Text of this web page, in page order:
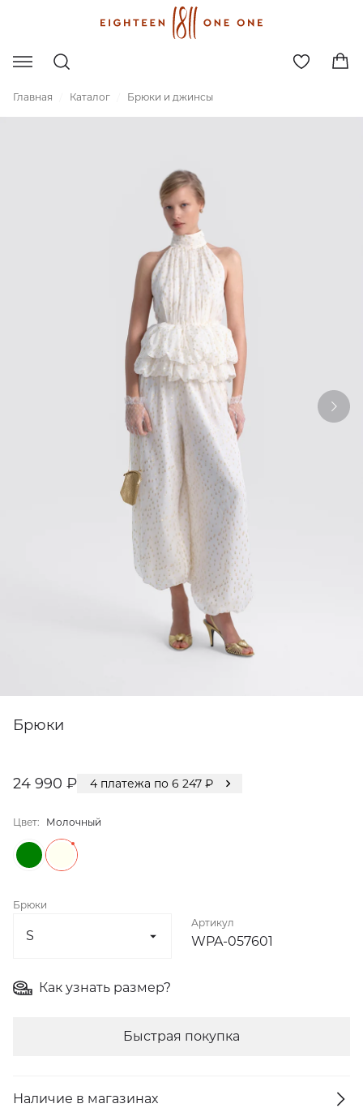
Главная Каталог Брюки и джинсы
Брюки
24 990 ₽ 4 платежа по 6 247 ₽
Цвет: Молочный
Брюки
Артикул
WPA-057601
Как узнать размер?
Быстрая покупка
Наличие в магазинах